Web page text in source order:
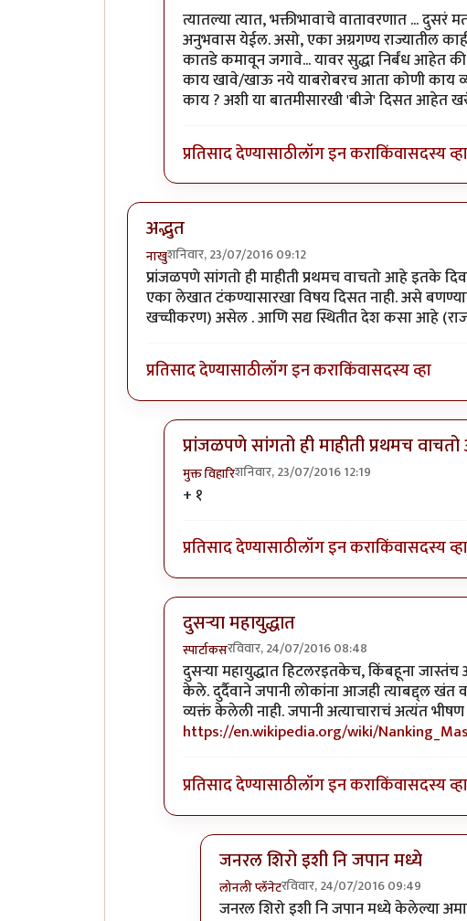
त्यातल्या त्यात, भक्तीभावाचे वातावरणात ... दुसरं
अनुभवास येईल. असो, एका अग्रगण्य राज्यातील
कातडे कमावून जगावे... यावर सुद्धा निर्बंध आहेत की
काय खावे/खाऊ नये याबरोबरच आता कोणी काय
काय ? अशी या बातमीसारखी 'बीजे' दिसत आहेत
प्रतिसाद देण्यासाठीलॉग इन कराकिंवासदस्य व्हा
अद्भुत
नाखुशनिवार, 23/07/2016 09:12
प्रांजळपणे सांगतो ही माहीती प्रथमच वाचतो आहे इतके
एका लेखात टंकण्यासारखा विषय दिसत नाही. असे
खच्चीकरण) असेल . आणि सद्य स्थितीत देश कसा आहे
प्रतिसाद देण्यासाठीलॉग इन कराकिंवासदस्य व्हा
प्रांजळपणे सांगतो ही माहीती प्रथमच
मुक्त विहारिशनिवार, 23/07/2016 12:19
In reply to
+ १
प्रतिसाद देण्यासाठीलॉग इन कराकिंवासदस्य व्हा
दुसर्‍या महायुद्धात
स्पार्टाकसरविवार, 24/07/2016 08:48
In reply toअद्भुतbyनाखु
दुसर्‍या महायुद्धात हिटलरइतकेच, किंबहूना जास्तंच
केले. दुर्दैवाने जपानी लोकांना आजही त्याबद्द्ल खंत
व्यक्तं केलेली नाही. जपानी अत्याचाराचं अत्यंत
https://en.wikipedia.org/wiki/
प्रतिसाद देण्यासाठीलॉग इन कराकिंवासदस्य व्हा
जनरल शिरो इशी नि जपान मध्ये
लोनली प्लॅनेटरविवार, 24/07/2016 09:49
In reply toदुसर्‍या महायुद्धातbyस्पार्टाकस
जनरल शिरो इशी नि जपान मध्ये केलेल्या